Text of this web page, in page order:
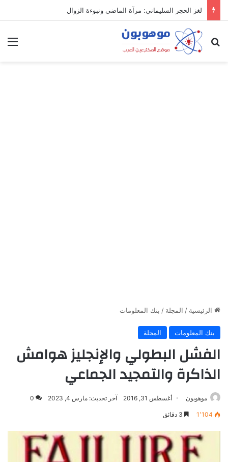
لغز الحجر السليماني: مرآة الماضي ونبوءة الزوال
بحث عن
الرئيسية / المجلة / بنك المعلومات
بنك المعلومات المجلة
الفشل البطولي والإنجليز هوامش
الذاكرة والتمجيد الجماعي
موهوبون أغسطس 31, 2016 آخر تحديث: مارس 4, 2023 0
1٬104